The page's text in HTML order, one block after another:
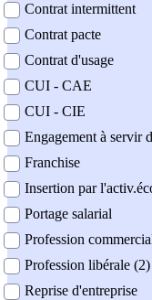
Contrat intermittent
Contrat pacte
Contrat d'usage
CUI - CAE
CUI - CIE
Engagement à servir
Franchise
Insertion par
Portage salarial
Profession
Profession libérale (2)
Reprise d'entreprise